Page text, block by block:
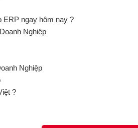
ERP ngay hôm nay ?
Nghiệp
Nghiệp
?